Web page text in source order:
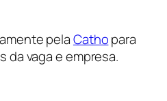
pelaCathopara
da vaga e empresa.